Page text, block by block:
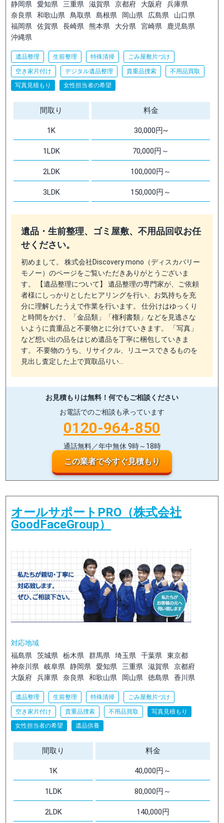
静岡県 愛知県 三重県 滋賀県 京都府 大阪府
兵庫県
奈良県
和歌山県 鳥取県 島根県 岡山県 広島県
山口県
福岡県
佐賀県 長崎県 熊本県 大分県 宮崎県
鹿児島県
沖縄県
遺品整理 生前整理 特殊清掃 ごみ屋敷片づけ
空き家片付け デジタル遺品整理 貴重品捜索
不用品買取
写真見積もり
女性担当者の希望
間取り 料金
1K 30,000円~
1LDK 70,000円～
2LDK 100,000円～
3LDK 150,000円～
遺品・生前整理、ゴミ屋敷、不用品回収お任
せください。
初めまして。 株式会社Discovery mono（ディスカバリー
モノー）のページをご覧いただきありがとうございま
す。 【遺品整理について】 遺品整理の専門家が、ご依頼
者様にしっかりとしたヒアリングを行い、お気持ちを充
分に理解したうえで作業を行います。 仕分けはゆっくり
と時間をかけ、「金品類」「権利書類」などを見逃さな
いように貴重品と不要物とに分けていきます。 「写真」
など想い出の品をはじめ遺品を丁寧に梱包していきま
す。 不要物のうち、リサイクル、リユースできるものを
見出し査定した上で買取品りい…
お見積もりは無料！ 何でもご相談ください
お電話でのご相談も承っています
0120-964-850
通話無料／年中無休 9時～18時
この業者で今すぐ見積もり
オールサポートPRO（株式会社
GoodFaceGroup）
対応地域
福島県
茨城県 栃木県 群馬県 埼玉県 千葉県
東京都
神奈川県
岐阜県 静岡県 愛知県 三重県 滋賀県
京都府
大阪府
兵庫県 奈良県 和歌山県 岡山県 徳島県 香川県
遺品整理 生前整理 特殊清掃 ごみ屋敷片づけ
空き家片付け 貴重品捜索 不用品買取
写真見積もり
女性担当者の希望
遺品供養
間取り 料金
1K 40,000円～
1LDK 80,000円～
2LDK 140,000円